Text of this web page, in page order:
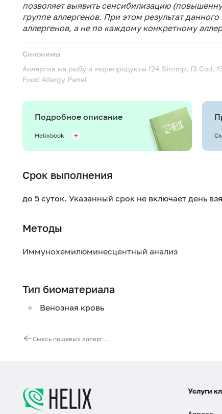
позволяет выявить сенсибилизацию
группе аллергенов. При этом результат
аллергенов, а не по каждому конкретному
Синонимы
Аллергия на рыбу и морепродукты f24 Shrimp, f3 Cod,
Food Allergy Panel
Подробное описание
Helixbook
Срок выполнения
до 5 суток. Указанный срок не включает день
Методы
Иммунохемилюминесцентный анализ
Тип биоматериала
Венозная кровь
Смесь пищевых аллергенов № 1 (IgG): арахис, миндаль, фундук, кокос, бразильский орех
Услуги